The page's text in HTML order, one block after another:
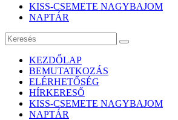
KISS-CSEMETE NAGYBAJOM
NAPTÁR
Keresés
KEZDŐLAP
BEMUTATKOZÁS
ELÉRHETŐSÉG
HÍRKERESŐ
KISS-CSEMETE NAGYBAJOM
NAPTÁR